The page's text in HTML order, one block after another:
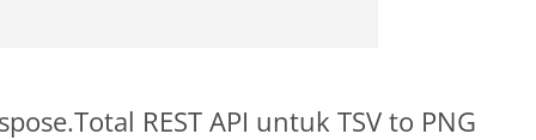
REST API untuk TSV to PNG